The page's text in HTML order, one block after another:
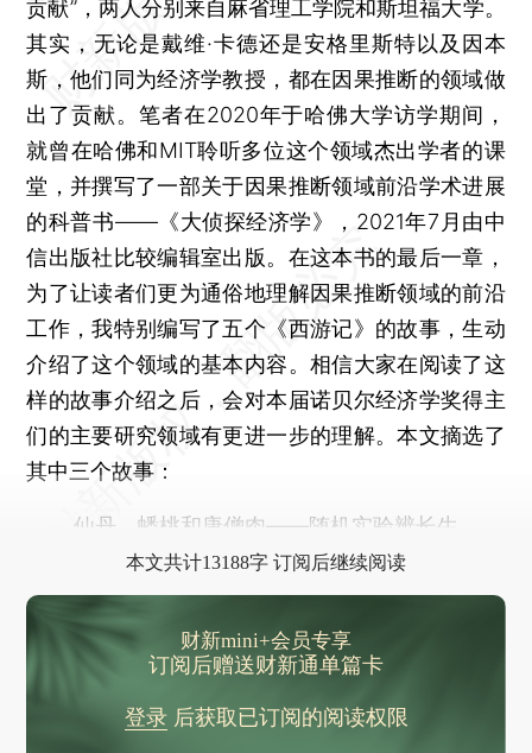
贡献”，两人分别来自麻省理工学院和斯坦福大学。
其实，无论是戴维·卡德还是安格里斯特以及因本
斯，他们同为经济学教授，都在因果推断的领域做
出了贡献。笔者在2020年于哈佛大学访学期间，
就曾在哈佛和MIT聆听多位这个领域杰出学者的课
堂，并撰写了一部关于因果推断领域前沿学术进展
的科普书——《大侦探经济学》，2021年7月由中
信出版社比较编辑室出版。在这本书的最后一章，
为了让读者们更为通俗地理解因果推断领域的前沿
工作，我特别编写了五个《西游记》的故事，生动
介绍了这个领域的基本内容。相信大家在阅读了这
样的故事介绍之后，会对本届诺贝尔经济学奖得主
们的主要研究领域有更进一步的理解。本文摘选了
其中三个故事：
仙丹、蟠桃和唐僧肉——随机实验辨长生
本文共计13188字 订阅后继续阅读
财新mini+会员专享
订阅后赠送财新通单篇卡
登录后获取已订阅的阅读权限